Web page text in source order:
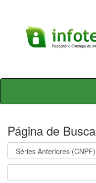
Skip
Página de Busca